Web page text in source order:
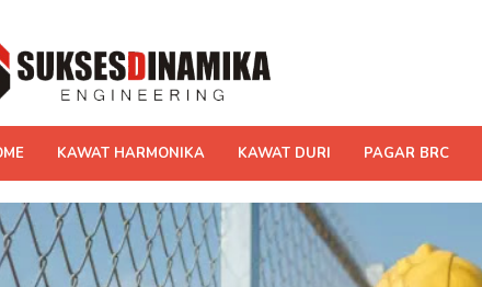
KAWAT HARMONIKA KAWAT DURI PAGAR BRC